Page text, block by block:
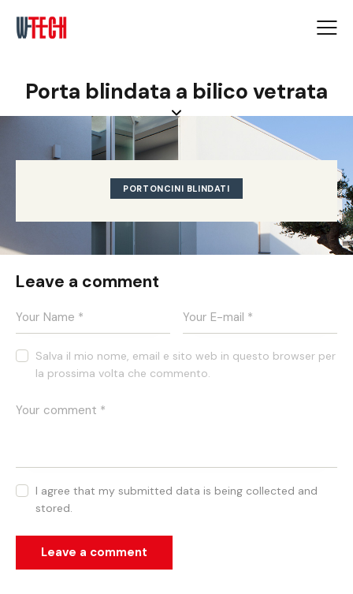
Porta blindata a bilico vetrata
PORTONCINI BLINDATI
Leave a comment
Salva il mio nome, email e sito web in questo browser per
la prossima volta che commento.
I agree that my submitted data is being collected and
stored.